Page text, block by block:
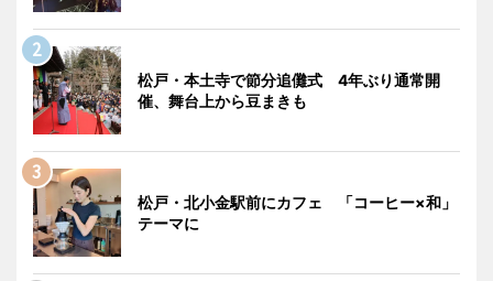
松戸・本土寺で節分追儺式 4年ぶり通常開
催、舞台上から豆まきも
松戸・北小金駅前にカフェ 「コーヒー×和」
テーマに